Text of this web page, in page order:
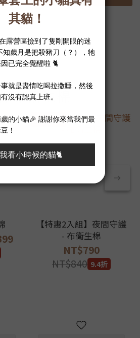
布衛生棉
現省NT$50
【特惠2入組】夜間守護
- 布衛生棉
NT$790
NT$840 9.4折